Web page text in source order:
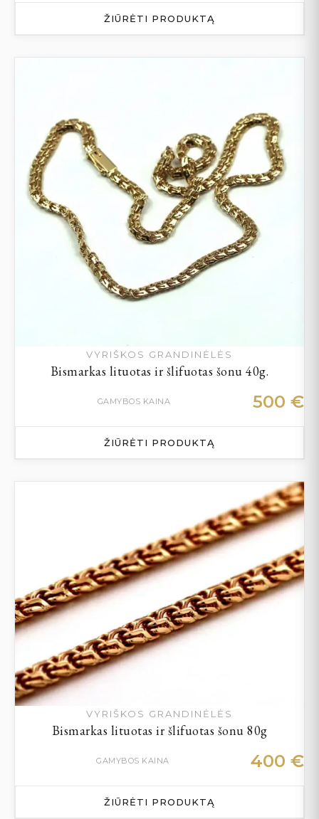
ŽIŪRĖTI PRODUKTĄ
VYRIŠKOS GRANDINĖLĖS
Bismarkas lituotas ir šlifuotas šonu 40g.
GAMYBOS KAINA 500 €
ŽIŪRĖTI PRODUKTĄ
VYRIŠKOS GRANDINĖLĖS
Bismarkas lituotas ir šlifuotas šonu 80g
GAMYBOS KAINA 400 €
ŽIŪRĖTI PRODUKTĄ